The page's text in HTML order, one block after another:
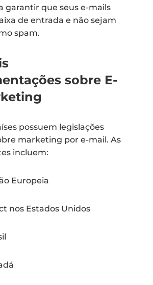
garantir que seus e-mails
de entrada e não sejam
spam.
sobre E-
possuem legislações
marketing por e-mail. As
incluem:
Europeia
nos Estados Unidos